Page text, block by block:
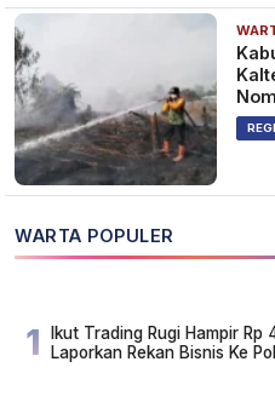
WARTA POPULER
1
Ikut Trading Rugi Hampir Rp
Laporkan Rekan Bisnis Ke